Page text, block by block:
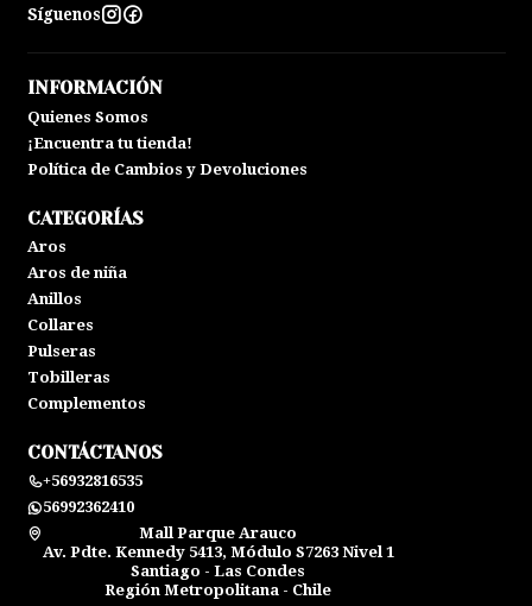
Síguenos
INFORMACIÓN
Quienes Somos
¡Encuentra tu tienda!
Política de Cambios y Devoluciones
CATEGORÍAS
Aros
Aros de niña
Anillos
Collares
Pulseras
Tobilleras
Complementos
CONTÁCTANOS
+56932816535
56992362410
Mall Parque Arauco
Av. Pdte. Kennedy 5413, Módulo S7263 Nivel 1
Santiago - Las Condes
Región Metropolitana - Chile